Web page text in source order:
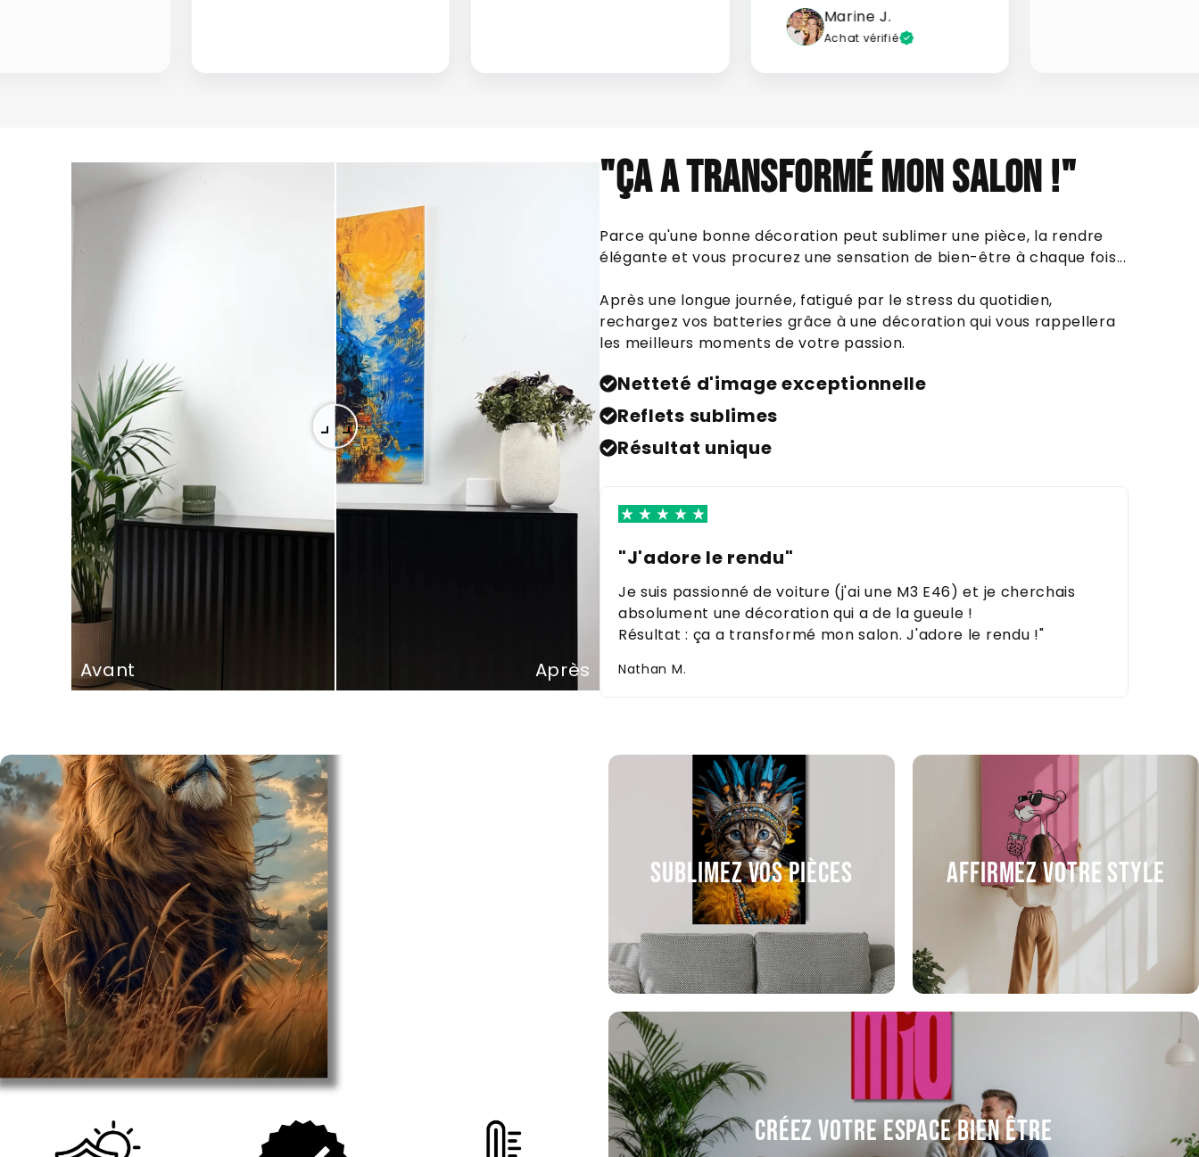
Marine J.
Achat vérifié
Avant Après
"ÇA A TRANSFORMÉ MON SALON !"
Parce qu'une bonne décoration peut sublimer une pièce, la rendre
élégante et vous procurez une sensation de bien-être à chaque fois...
Après une longue journée, fatigué par le stress du quotidien,
rechargez vos batteries grâce à une décoration qui vous rappellera
les meilleurs moments de votre passion.
Netteté d'image exceptionnelle
Reflets sublimes
Résultat unique
"J'adore le rendu"
Je suis passionné de voiture (j'ai une M3 E46) et je cherchais
absolument une décoration qui a de la gueule !
Résultat : ça a transformé mon salon. J'adore le rendu !"
Nathan M.
Sublimez vos pièces
Créez votre espace bien être
Affirmez votre style